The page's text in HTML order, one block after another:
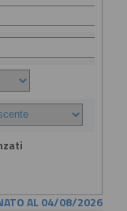
AL 04/08/2026